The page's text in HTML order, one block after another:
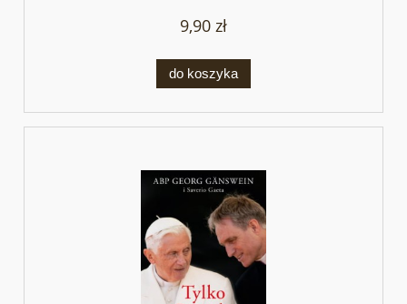
9,90 zł
do koszyka